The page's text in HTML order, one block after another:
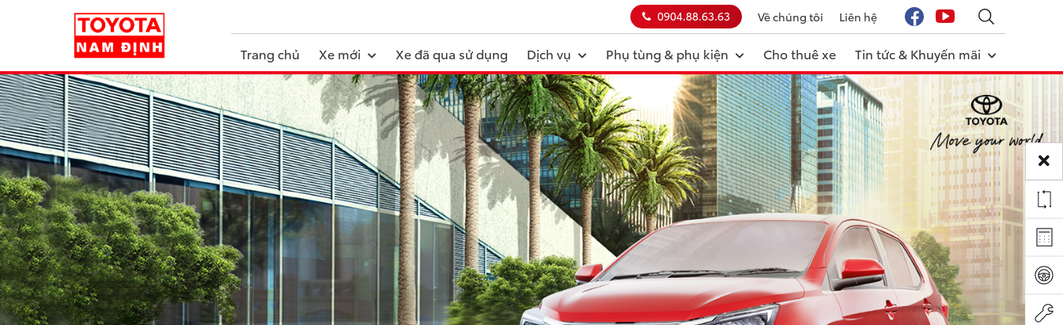
Trang chủ Xe mới Xe đã qua sử dụng Dịch vụ Phụ tùng & phụ kiện Cho thuê xe Tin tức & Khuyến mãi
0904.88.63.63 Về chúng tôi Liên hệ